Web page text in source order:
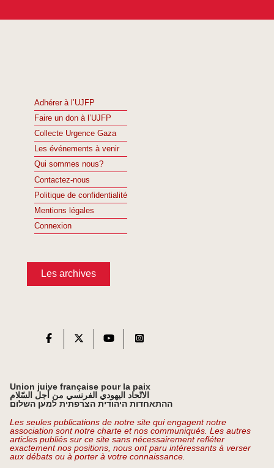
Adhérer à l’UJFP
Faire un don à l’UJFP
Collecte Urgence Gaza
Les événements à venir
Qui sommes nous?
Contactez-nous
Politique de confidentialité
Mentions légales
Connexion
Les archives
Union juive française pour la paix
الاتّحاد اليهودي الفرنسي من أجل السّلام
ההתאחדות היהודית הצרפתית למען השלום
Les seules publications de notre site qui engagent notre
association sont notre charte et nos communiqués. Les autres
articles publiés sur ce site sans nécessairement refléter
exactement nos positions, nous ont paru intéressants à verser
aux débats ou à porter à votre connaissance.